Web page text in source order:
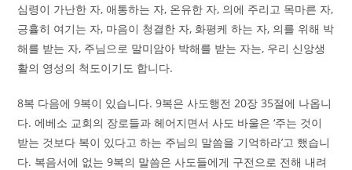
심령이 가난한 자, 애통하는 자, 온유한 자, 의에 주리고 목마른 자,
긍휼히 여기는 자, 마음이 청결한 자, 화평케 하는 자, 의를 위해 박
해를 받는 자, 주님으로 말미암아 박해를 받는 자는, 우리 신앙생
활의 영성의 척도이기도 합니다.
8복 다음에 9복이 있습니다. 9복은 사도행전 20장 35절에 나옵니
다. 에베소 교회의 장로들과 헤어지면서 사도 바울은 ‘주는 것이
받는 것보다 복이 있다고 하는 주님의 말씀을 기억하라’고 했습니
다. 복음서에 없는 9복의 말씀은 사도들에게 구전으로 전해 내려